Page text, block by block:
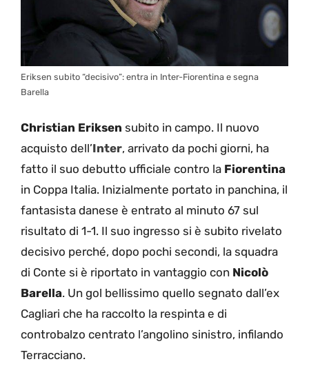
Eriksen subito “decisivo”: entra in Inter-Fiorentina e segna
Barella
Christian Eriksen subito in campo. Il nuovo
acquisto dell’Inter, arrivato da pochi giorni, ha
fatto il suo debutto ufficiale contro la Fiorentina
in Coppa Italia. Inizialmente portato in panchina, il
fantasista danese è entrato al minuto 67 sul
risultato di 1-1. Il suo ingresso si è subito rivelato
decisivo perché, dopo pochi secondi, la squadra
di Conte si è riportato in vantaggio con Nicolò
Barella. Un gol bellissimo quello segnato dall’ex
Cagliari che ha raccolto la respinta e di
controbalzo centrato l’angolino sinistro, infilando
Terracciano.